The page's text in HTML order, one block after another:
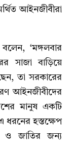
আইনজীবীরা
‘মঙ্গলবার
সাজা বাড়িয়ে
তা সরকারের
আইনজীবীদের
মানুষ একটি
ধরনের হস্তক্ষেপ
ও জাতির জন্য